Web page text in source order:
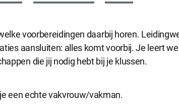
voorbereidingen daarbij horen.
aansluiten: alles komt voorbij. Je leert
die jij nodig hebt bij je klussen.
een echte vakvrouw/vakman.